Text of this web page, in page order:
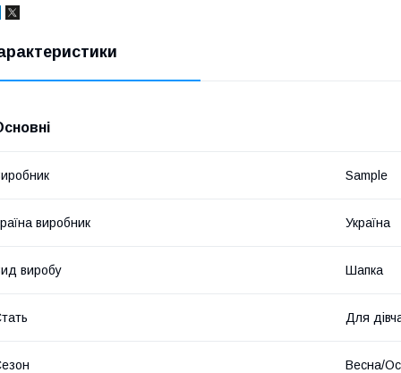
Sample
виробник Україна
виробу Шапка
Для
Весна/